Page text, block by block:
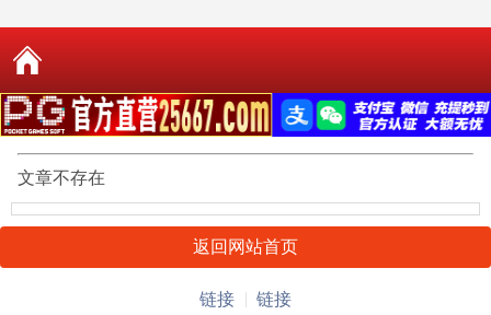
文章不存在
返回网站首页
链接 链接